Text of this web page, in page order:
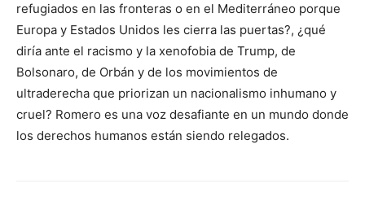
refugiados en las fronteras o en el Mediterráneo porque
Europa y Estados Unidos les cierra las puertas?, ¿qué
diría ante el racismo y la xenofobia de Trump, de
Bolsonaro, de Orbán y de los movimientos de
ultraderecha que priorizan un nacionalismo inhumano y
cruel? Romero es una voz desafiante en un mundo donde
los derechos humanos están siendo relegados.